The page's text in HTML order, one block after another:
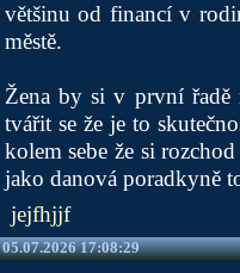
většinu od financí v
městě.
Žena by si v první řadě
tvářit se že je to
kolem sebe že si
jako danová poradkyně
jejfhjjf
05.07.2026 17:08:29